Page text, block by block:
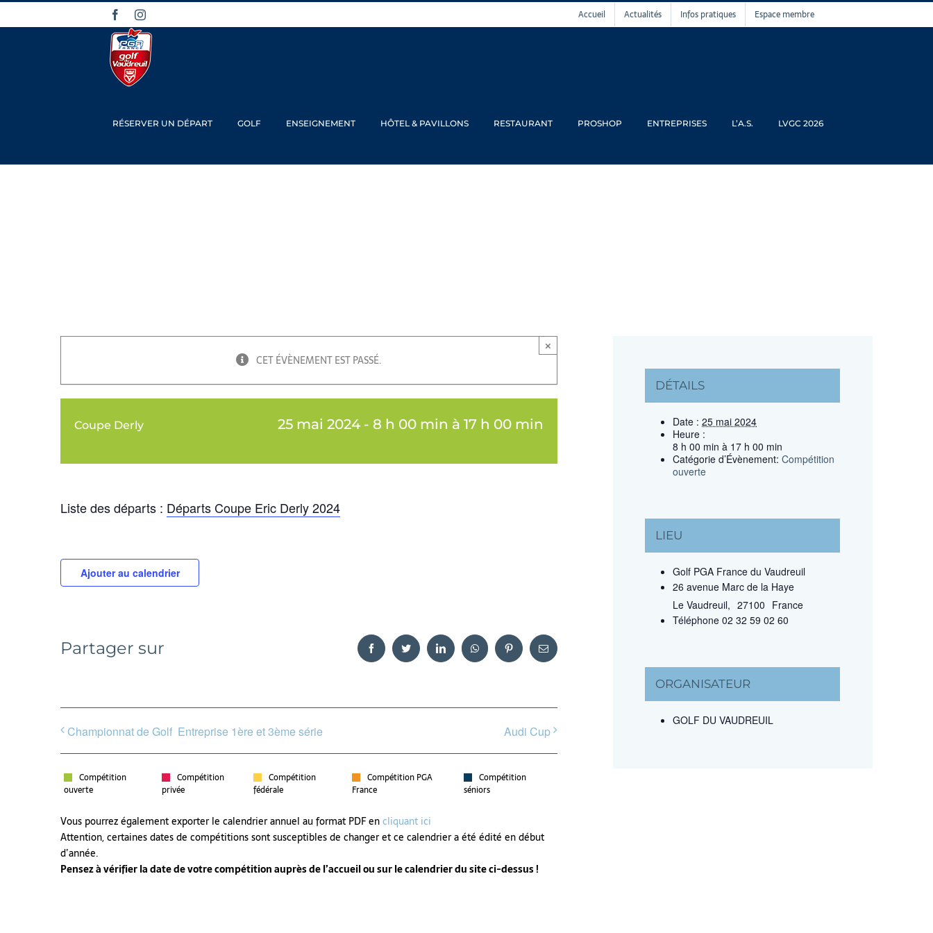
Passer
contenu
FacebookInstagram Accueil Actualités Infos pratiques Espace membre
RÉSERVER UN DÉPART GOLF ENSEIGNEMENT HÔTEL & PAVILLONS RESTAURANT PROSHOP ENTREPRISES L’A.S. LVGC 2026
×
CET ÉVÈNEMENT EST PASSÉ.
Coupe Derly 25 mai 2024 - 8 h 00 min à 17 h 00 min
Liste des départs : Départs Coupe Eric Derly 2024
Ajouter au calendrier
Partager sur FacebookTwitter LinkedInWhatsAppPinterestEmail
Championnat de Golf Entreprise 1ère et 3ème série Audi Cup
Compétition
ouverte
Compétition
privée
Compétition
fédérale
Compétition PGA
France
Compétition
séniors
Vous pourrez également exporter le calendrier annuel au format PDF encliquant ici
Attention, certaines dates de compétitions sont susceptibles de changer et ce calendrier a été édité en début
d’année.
Pensez à vérifier la date de votre compétition auprès de l’accueil ou sur le calendrier du site ci-dessus !
DÉTAILS
Date : 25 mai 2024
Heure :
8 h 00 min à 17 h 00 min
Catégorie d’Évènement: Compétition
ouverte
LIEU
Golf PGA France du Vaudreuil
26 avenue Marc de la Haye
Le Vaudreuil, 27100 France
Téléphone 02 32 59 02 60
ORGANISATEUR
GOLF DU VAUDREUIL